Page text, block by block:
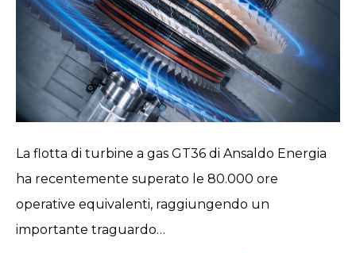
La flotta di turbine a gas GT36 di Ansaldo Energia
ha recentemente superato le 80.000 ore
operative equivalenti, raggiungendo un
importante traguardo…